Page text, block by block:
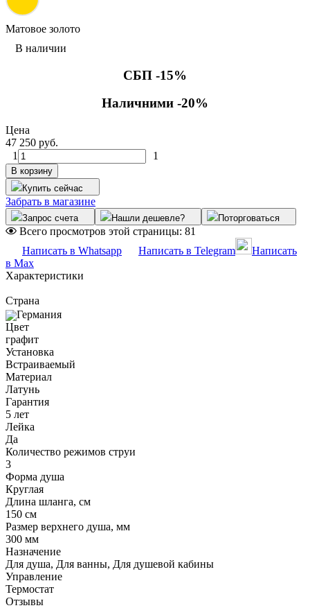
Матовое золото
В наличии
СБП -15%
Наличними -20%
Цена
47 250 руб.
1
1
В корзину
Купить сейчас
Забрать в магазине
Запрос счета Нашли дешевле? Поторговаться
Всего просмотров этой страницы: 81
Написать в Whatsapp
Написать в Telegram
Написать
в Max
Характеристики
Страна
Германия
Цвет
графит
Установка
Встраиваемый
Материал
Латунь
Гарантия
5 лет
Лейка
Да
Количество режимов струи
3
Форма душа
Круглая
Длина шланга, см
150 см
Размер верхнего душа, мм
300 мм
Назначение
Для душа, Для ванны, Для душевой кабины
Управление
Термостат
Отзывы